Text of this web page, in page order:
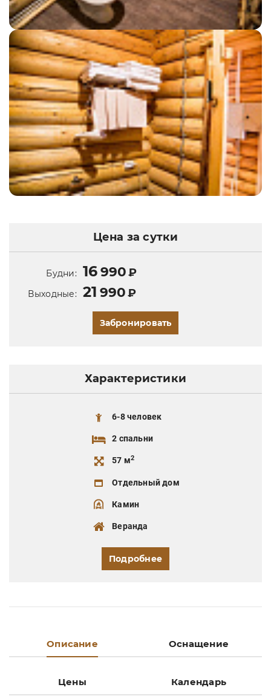
Цена за сутки
Будни: 16990 ₽
Выходные: 21 990 ₽
Забронировать
Характеристики
6-8 человек
2 спальни
57 м2
Отдельный дом
Камин
Веранда
Подробнее
Описание Оснащение
Цены Календарь